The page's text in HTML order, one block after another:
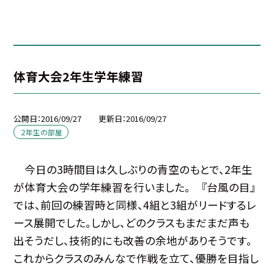
体育大会2年生学年練習
公開日 2016/09/27 更新日 2016/09/27
２年生の部屋
今日の3時間目は久しぶりの青空のもとで、2年生
が体育大会の学年練習を行いました。 『台風の目』
では、前回の練習時と同様、4組と3組がリードするレ
ース展開でした。しかし、どのクラスもまだまだ声も
出そうだし、技術的にも改善の余地がありそうです。
これからクラスのみんなで作戦を立て、優勝を目指し